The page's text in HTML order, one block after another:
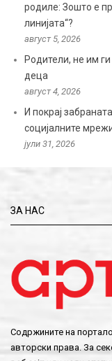
родиле: Зошто е
линијата“?
август 5, 2026
Родители, не им
деца
август 4, 2026
И покрај
социјалните
јули 31, 2026
ЗА НАС
Содржините на
авторски права. За